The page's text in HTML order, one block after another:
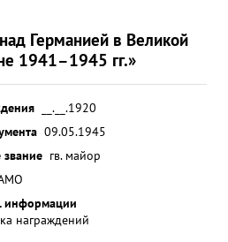
Германией в Великой
1941–1945 гг.»
__.__.1920
09.05.1945
гв. майор
информации
награждений